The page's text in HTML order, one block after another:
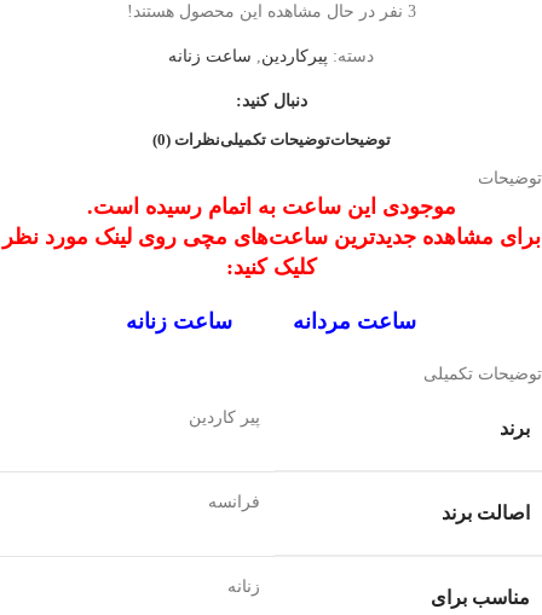
3 نفر در حال مشاهده این محصول هستند!
دسته: پیرکاردین ساعت زنانه
دنبال کنید:
توضیحاتتوضیحات تکمیلینظرات (0)
توضیحات
موجودی این ساعت به اتمام رسیده است.
برای مشاهده جدیدترین ساعت‌های مچی روی لینک مورد نظر
کلیک کنید:
ساعت‌ مردانه ساعت‌ زنانه
توضیحات تکمیلی
برند
پیر کاردین
اصالت برند
فرانسه
مناسب برای
زنانه